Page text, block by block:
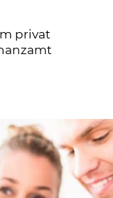
privat